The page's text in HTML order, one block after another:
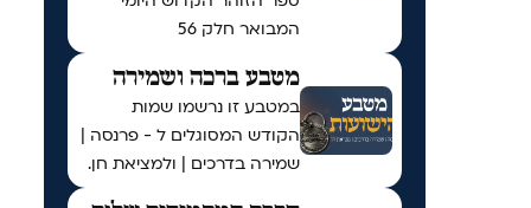
המבואר חלק 56
מטבע ברכה ושמירה
במטבע זו נרשמו שמות
הקודש המסוגלים ל - פרנסה |
שמירה בדרכים | ולמציאת חן.